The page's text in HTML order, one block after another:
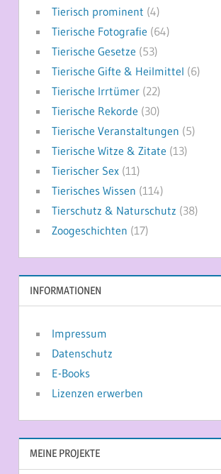
Tierisch prominent (4)
Tierische Fotografie (64)
Tierische Gesetze (53)
Tierische Gifte & Heilmittel (6)
Tierische Irrtümer(22)
Tierische Rekorde (30)
Tierische Veranstaltungen (5)
Tierische Witze & Zitate (13)
Tierischer Sex(11)
Tierisches Wissen (114)
Tierschutz & Naturschutz (38)
Zoogeschichten (17)
INFORMATIONEN
Impressum
Datenschutz
E-Books
Lizenzen erwerben
MEINE PROJEKTE